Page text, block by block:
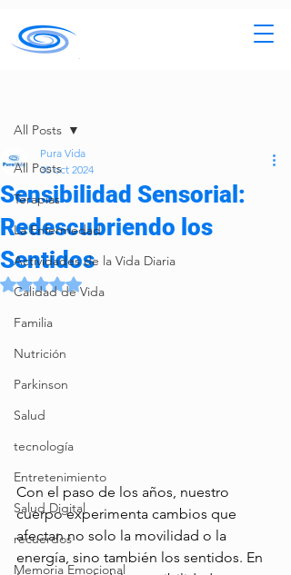
All Posts
Terapias
La Enfermedad
Actividades de la Vida Diaria
Calidad de Vida
Familia
Nutrición
Parkinson
Salud
tecnología
Entretenimiento
Salud Digital
recuerdos
Memoria Emocional
All Posts
Sensibilidad Sensorial:
Redescubriendo los
Sentidos
Pura Vida
30 oct 2024
Obtuvo NaN de 5 estrellas.
Con el paso de los años, nuestro
cuerpo experimenta cambios que
afectan no solo la movilidad o la
energía, sino también los sentidos. En